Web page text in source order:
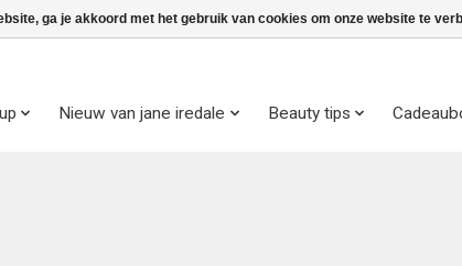
Nieuw van jane iredale Beauty tips
ga je akkoord met het gebruik van cookies om onze website te